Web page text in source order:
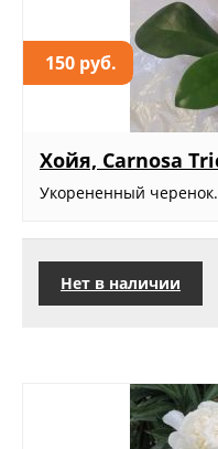
150 руб.
Хойя, Carnosa
Укорененный
Нет в наличии